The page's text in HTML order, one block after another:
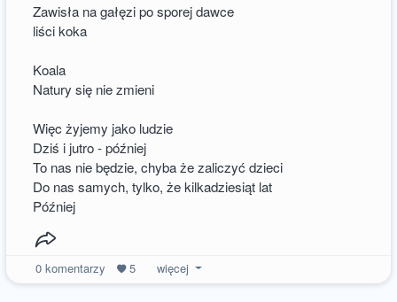
Zawisła na gałęzi po sporej dawce
liści koka
Koala
Natury się nie zmieni
Więc żyjemy jako ludzie
Dziś i jutro - później
To nas nie będzie, chyba że zaliczyć dzieci
Do nas samych, tylko, że kilkadziesiąt lat
Później
0komentarzy 5 więcej